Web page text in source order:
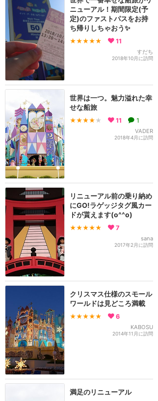
ニューアル！期間限定(予
定)のファストパスをお持
ち帰りしちゃおう✨
★★★★★ 11
すだち
2018年10月に訪問
世界は一つ。魅力溢れた幸
せな船旅
★★★★ ★ 11 1
VADER
2018年4月に訪問
リニューアル前の乗り納め
にGO!ラゲッジタグ風カー
ドが貰えます(o^^o)
★★★★★ 7
sana
2017年2月に訪問
クリスマス仕様のスモール
ワールドは見どころ満載
★★★★★ 6
KABOSU
2014年11月に訪問
満足のリニューアル